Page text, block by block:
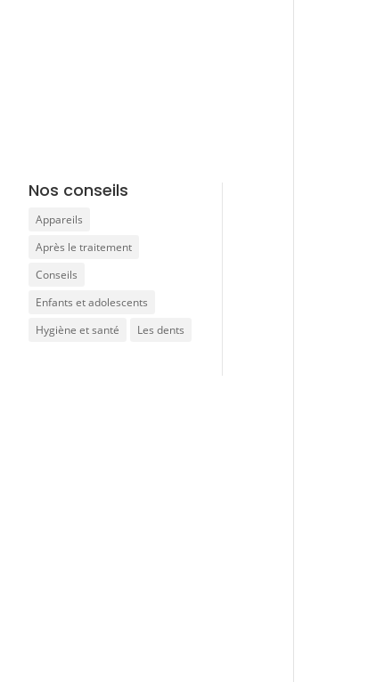
Nos conseils
Appareils
Après le traitement
Conseils
Enfants et adolescents
Hygiène et santé
Les dents